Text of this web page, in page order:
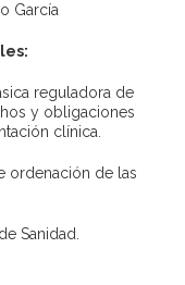
García
reguladora de
y obligaciones
clínica.
ordenación de las
Sanidad.